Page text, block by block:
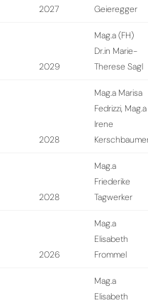
2027
Geieregger
2029
Mag.a (FH)
Dr.in Marie-
Therese Sagl
2028
Mag.a Marisa
Fedrizzi, Mag.a
Irene
2028
Mag.a
Friederike
Tagwerker
2026
Mag.a
Elisabeth
Frommel
Mag.a
Elisabeth